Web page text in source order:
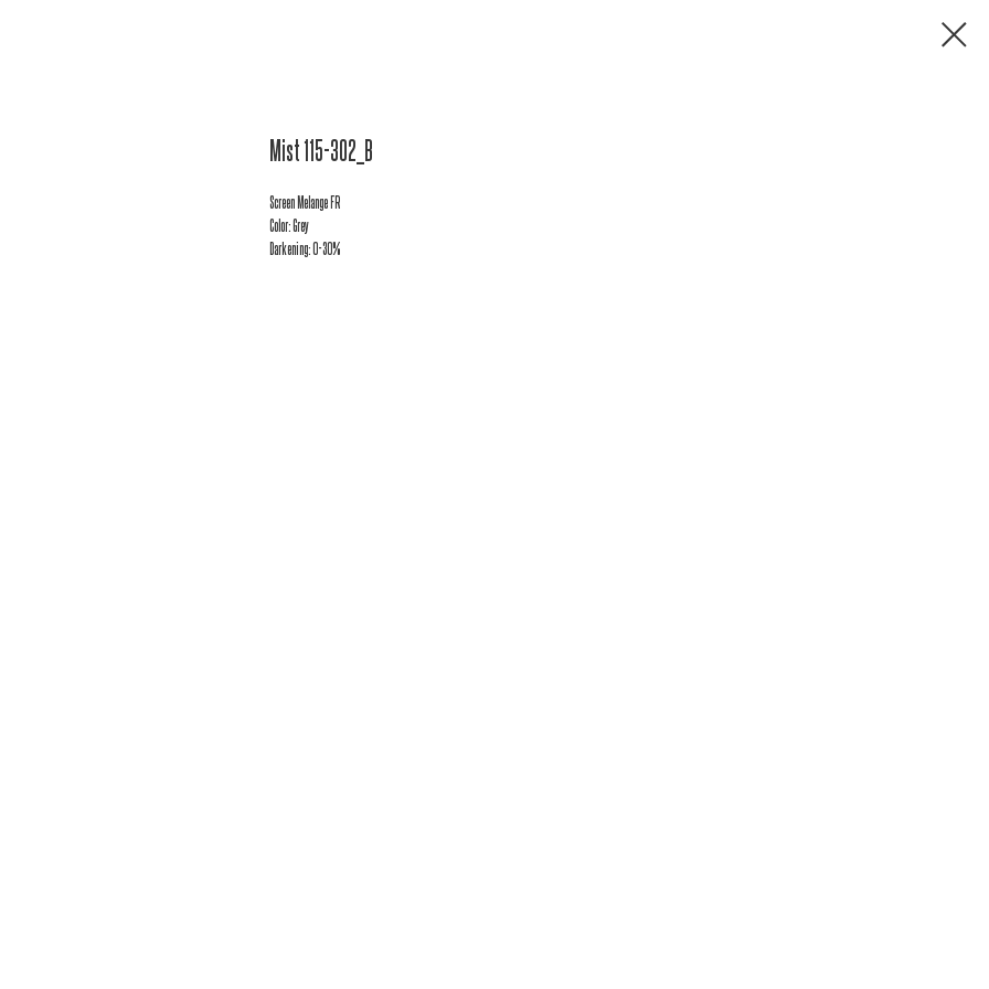
Mist 115-302_B
Screen Melange FR
Color: Grey
Darkening: 0-30%